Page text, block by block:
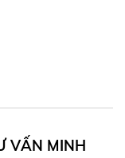
VẤN MINH